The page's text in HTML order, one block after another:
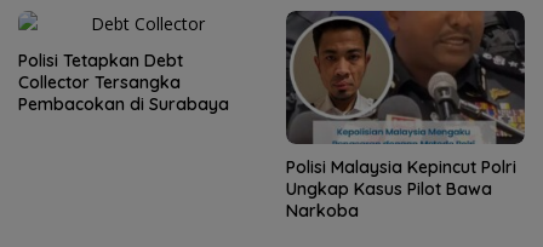
Polisi Tetapkan Debt
Collector Tersangka
Pembacokan di Surabaya
Polisi Malaysia Kepincut Polri
Ungkap Kasus Pilot Bawa
Narkoba